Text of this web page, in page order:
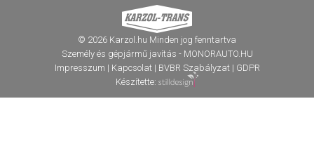
© 2026 Karzol.hu Minden jog fenntartva
Személy és gépjármű javítás - MONORAUTO.HU
Impresszum | Kapcsolat| BVBR Szabályzat| GDPR
Készítette: